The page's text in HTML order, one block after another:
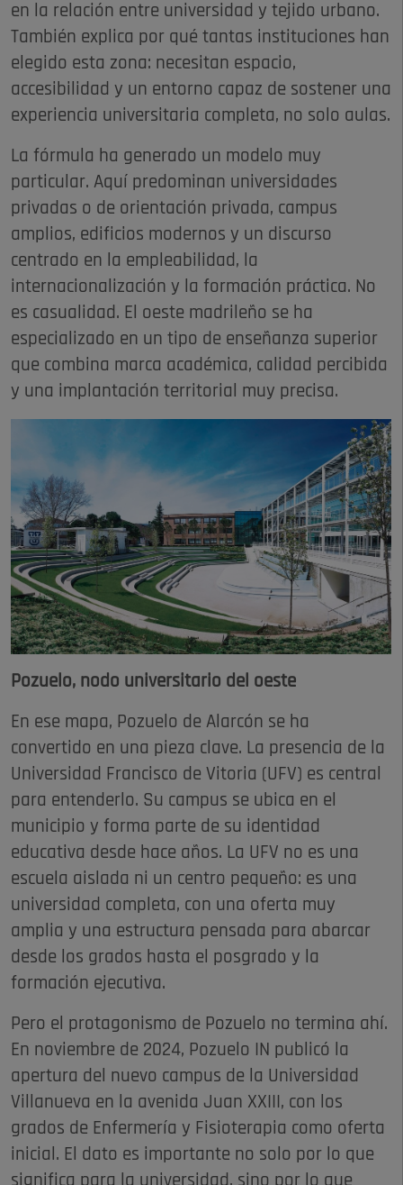
en la relación entre universidad y tejido urbano.
También explica por qué tantas instituciones han
elegido esta zona: necesitan espacio,
accesibilidad y un entorno capaz de sostener una
experiencia universitaria completa, no solo aulas.
La fórmula ha generado un modelo muy
particular. Aquí predominan universidades
privadas o de orientación privada, campus
amplios, edificios modernos y un discurso
centrado en la empleabilidad, la
internacionalización y la formación práctica. No
es casualidad. El oeste madrileño se ha
especializado en un tipo de enseñanza superior
que combina marca académica, calidad percibida
y una implantación territorial muy precisa.
Pozuelo, nodo universitario del oeste
En ese mapa, Pozuelo de Alarcón se ha
convertido en una pieza clave. La presencia de la
Universidad Francisco de Vitoria (UFV) es central
para entenderlo. Su campus se ubica en el
municipio y forma parte de su identidad
educativa desde hace años. La UFV no es una
escuela aislada ni un centro pequeño: es una
universidad completa, con una oferta muy
amplia y una estructura pensada para abarcar
desde los grados hasta el posgrado y la
formación ejecutiva.
Pero el protagonismo de Pozuelo no termina ahí.
En noviembre de 2024, Pozuelo IN publicó la
apertura del nuevo campus de la Universidad
Villanueva en la avenida Juan XXIII, con los
grados de Enfermería y Fisioterapia como oferta
inicial. El dato es importante no solo por lo que
significa para la universidad, sino por lo que